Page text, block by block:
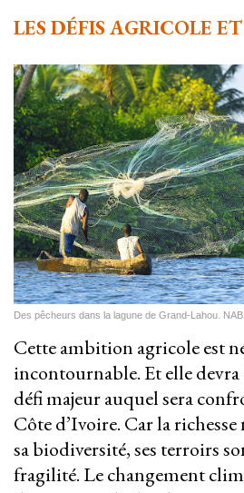
LES DÉFIS AGRICOLE
Des pêcheurs dans la lagune de Grand-Lahou.
Cette ambition agricole est
incontournable. Et elle
défi majeur auquel sera
Côte d’Ivoire. Car la
sa biodiversité, ses terroirs
fragilité. Le changement